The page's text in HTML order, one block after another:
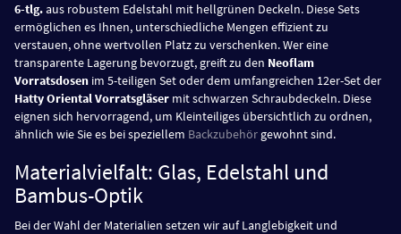
6-tlg.aus robustem Edelstahl mit hellgrünen Deckeln. Diese Sets
ermöglichen es Ihnen, unterschiedliche Mengen effizient zu
verstauen, ohne wertvollen Platz zu verschenken. Wer eine
transparente Lagerung bevorzugt, greift zu den Neoflam
Vorratsdosen im 5-teiligen Set oder dem umfangreichen 12er-Set der
Hatty Oriental Vorratsgläser mit schwarzen Schraubdeckeln. Diese
eignen sich hervorragend, um Kleinteiliges übersichtlich zu ordnen,
ähnlich wie Sie es bei speziellem Backzubehör gewohnt sind.
Materialvielfalt: Glas, Edelstahl und
Bambus-Optik
Bei der Wahl der Materialien setzen wir auf Langlebigkeit und